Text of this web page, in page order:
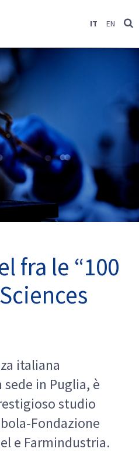
IT EN
fra le “100
italiana
in Puglia, è
studio
Fondazione
e Farmindustria.